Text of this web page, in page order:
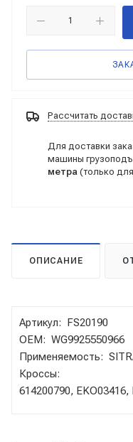
Рассчитать
Для доставки
машины
метра (только
ОПИСАНИЕ
Артикул: FS20190
OEM: WG9925550966
Применяемость:
Кроссы:
614200790, EKO03416,